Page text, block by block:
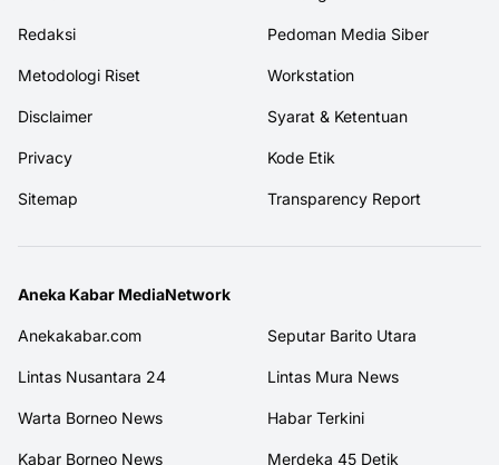
Redaksi Pedoman Media Siber
Metodologi Riset Workstation
Disclaimer Syarat & Ketentuan
Privacy Kode Etik
Sitemap Transparency Report
Aneka Kabar MediaNetwork
Anekakabar.com Seputar Barito Utara
Lintas Nusantara 24 Lintas Mura News
Warta Borneo News Habar Terkini
Kabar Borneo News Merdeka 45 Detik